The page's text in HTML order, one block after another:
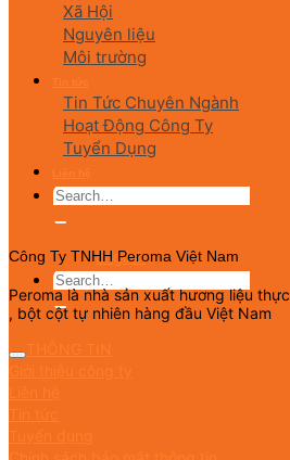
Xã Hội
Nguyên liệu
Môi trường
Tin Tức Chuyên Ngành
Hoạt Động Công Ty
Tuyển Dụng
English
Công Ty TNHH Peroma Việt Nam
Peroma là nhà sản xuất hương liệu
, bột cột tự nhiên hàng đầu Việt Nam